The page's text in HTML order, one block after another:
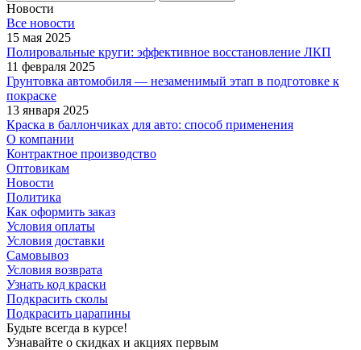
Новости
Все новости
15 мая 2025
Полировальные круги: эффективное восстановление ЛКП
11 февраля 2025
Грунтовка автомобиля — незаменимый этап в подготовке к
покраске
13 января 2025
Краска в баллончиках для авто: способ применения
О компании
Контрактное производство
Оптовикам
Новости
Политика
Как оформить заказ
Условия оплаты
Условия доставки
Самовывоз
Условия возврата
Узнать код краски
Подкрасить сколы
Подкрасить царапины
Будьте всегда в курсе!
Узнавайте о скидках и акциях первым